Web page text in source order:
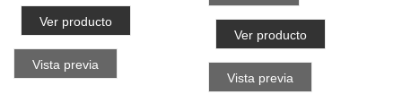
Ver producto
Vista previa
Ver producto
Vista previa